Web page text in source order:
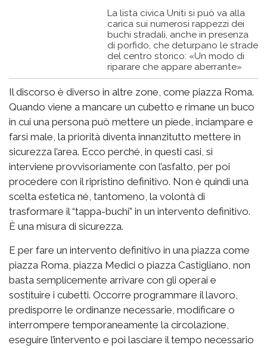
La lista civica Uniti si può va alla
carica sui numerosi rappezzi dei
buchi stradali, anche in presenza
di porfido, che deturpano le strade
del centro storico: «Un modo di
riparare che appare aberrante»
Il discorso è diverso in altre zone, come piazza Roma.
Quando viene a mancare un cubetto e rimane un buco
in cui una persona può mettere un piede, inciampare e
farsi male, la priorità diventa innanzitutto mettere in
sicurezza l’area. Ecco perché, in questi casi, si
interviene provvisoriamente con l’asfalto, per poi
procedere con il ripristino definitivo. Non è quindi una
scelta estetica né, tantomeno, la volontà di
trasformare il “tappa-buchi” in un intervento definitivo.
È una misura di sicurezza.
E per fare un intervento definitivo in una piazza come
piazza Roma, piazza Medici o piazza Castigliano, non
basta semplicemente arrivare con gli operai e
sostituire i cubetti. Occorre programmare il lavoro,
predisporre le ordinanze necessarie, modificare o
interrompere temporaneamente la circolazione,
eseguire l’intervento e poi lasciare il tempo necessario